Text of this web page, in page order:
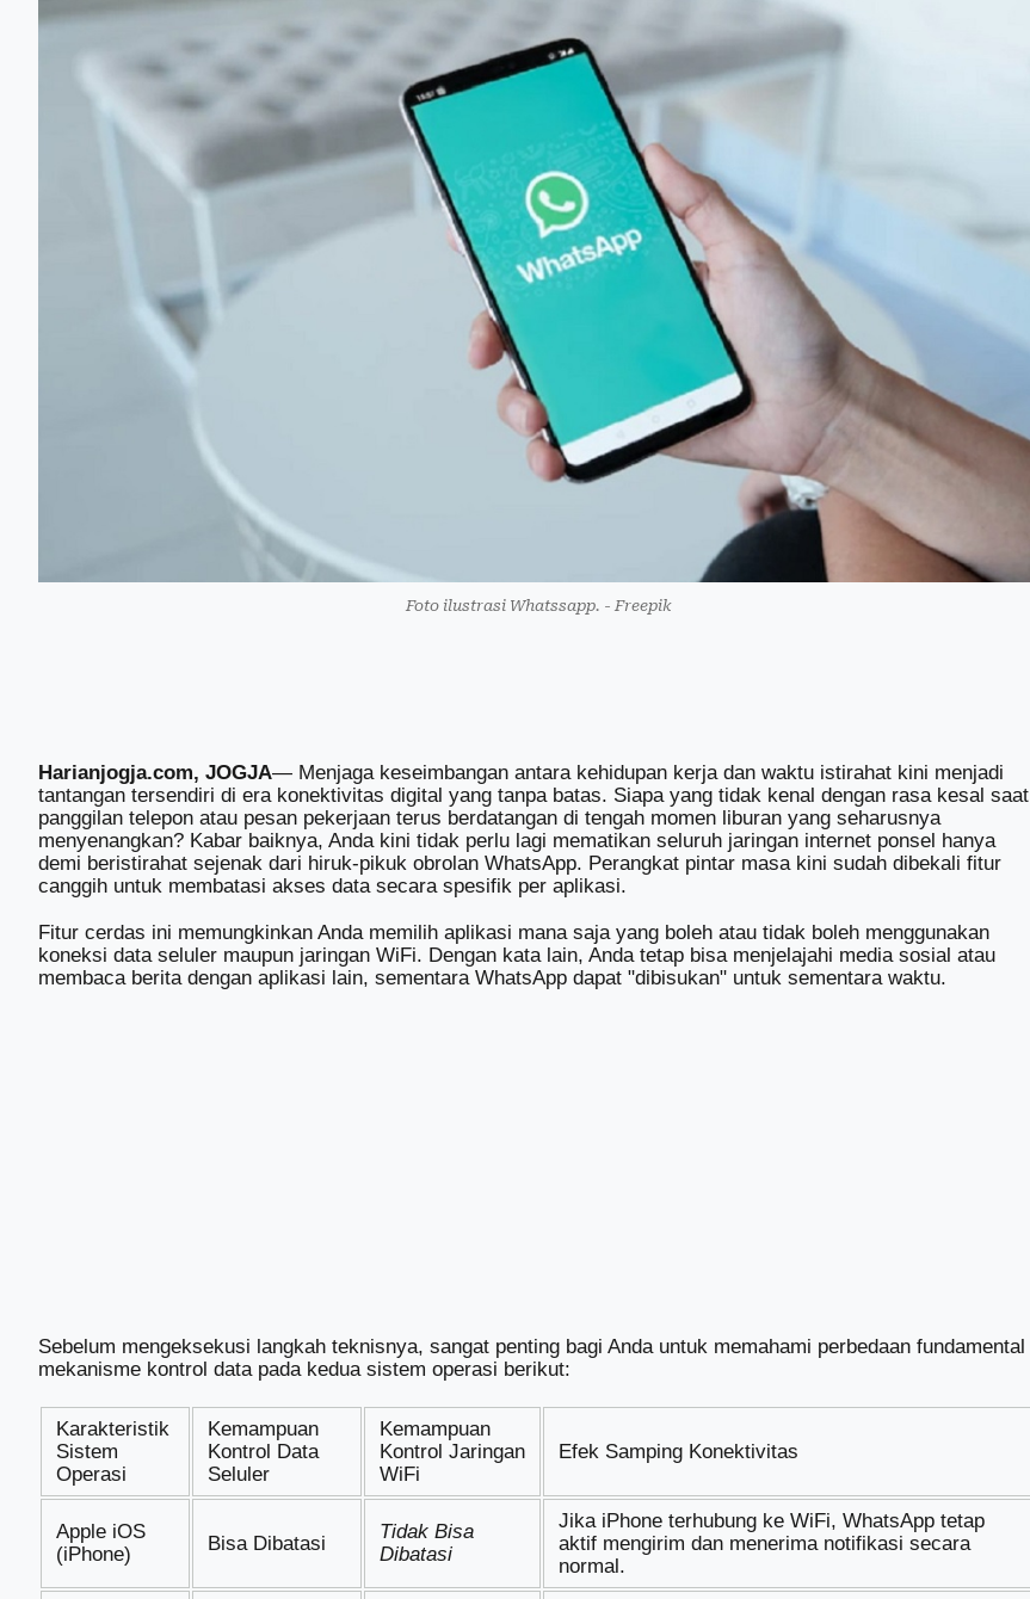
Foto ilustrasi Whatssapp. - Freepik
Harianjogja.com, JOGJA— Menjaga keseimbangan antara kehidupan kerja dan waktu istirahat kini menjadi
tantangan tersendiri di era konektivitas digital yang tanpa batas. Siapa yang tidak kenal dengan rasa kesal saat
panggilan telepon atau pesan pekerjaan terus berdatangan di tengah momen liburan yang seharusnya
menyenangkan? Kabar baiknya, Anda kini tidak perlu lagi mematikan seluruh jaringan internet ponsel hanya
demi beristirahat sejenak dari hiruk-pikuk obrolan WhatsApp. Perangkat pintar masa kini sudah dibekali fitur
canggih untuk membatasi akses data secara spesifik per aplikasi.
Fitur cerdas ini memungkinkan Anda memilih aplikasi mana saja yang boleh atau tidak boleh menggunakan
koneksi data seluler maupun jaringan WiFi. Dengan kata lain, Anda tetap bisa menjelajahi media sosial atau
membaca berita dengan aplikasi lain, sementara WhatsApp dapat "dibisukan" untuk sementara waktu.
Sebelum mengeksekusi langkah teknisnya, sangat penting bagi Anda untuk memahami perbedaan fundamental
mekanisme kontrol data pada kedua sistem operasi berikut:
Karakteristik
Sistem
Operasi
Kemampuan
Kontrol Data
Seluler
Kemampuan
Kontrol Jaringan
WiFi
Efek Samping Konektivitas
Apple iOS
(iPhone)
Bisa Dibatasi
Tidak Bisa
Dibatasi
Jika iPhone terhubung ke WiFi, WhatsApp tetap
aktif mengirim dan menerima notifikasi secara
normal.